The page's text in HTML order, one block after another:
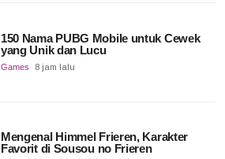
150 Nama PUBG Mobile untuk Cewek
yang Unik dan Lucu
Games 8 jam lalu
Mengenal Himmel Frieren, Karakter
Favorit di Sousou no Frieren